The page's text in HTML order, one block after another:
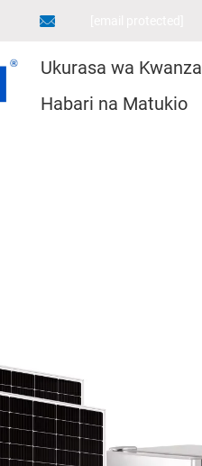
Ukurasa wa Kwanza
Habari na Matukio